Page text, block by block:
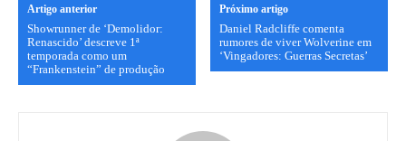
Artigo anterior
Showrunner de ‘Demolidor:
Renascido’ descreve 1ª
temporada como um
“Frankenstein” de produção
Próximo artigo
Daniel Radcliffe comenta
rumores de viver Wolverine em
‘Vingadores: Guerras Secretas’